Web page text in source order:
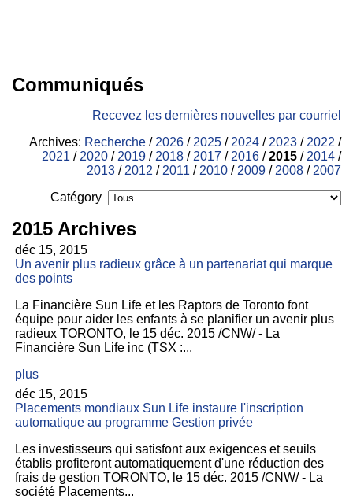
Communiqués
Recevez les dernières nouvelles par courriel
Archives: Recherche / 2026 / 2025 / 2024 / 2023 / 2022 /
2021 / 2020 / 2019 / 2018 / 2017 / 2016 /2015 / 2014 /
2013 / 2012 / 2011 / 2010 / 2009 / 2008 / 2007
Catégory
2015 Archives
déc 15, 2015
Un avenir plus radieux grâce à un partenariat qui marque
des points
La Financière Sun Life et les Raptors de Toronto font
équipe pour aider les enfants à se planifier un avenir plus
radieux TORONTO, le 15 déc. 2015 /CNW/ - La
Financière Sun Life inc (TSX :...
plus
déc 15, 2015
Placements mondiaux Sun Life instaure l'inscription
automatique au programme Gestion privée
Les investisseurs qui satisfont aux exigences et seuils
établis profiteront automatiquement d'une réduction des
frais de gestion TORONTO, le 15 déc. 2015 /CNW/ - La
société Placements...